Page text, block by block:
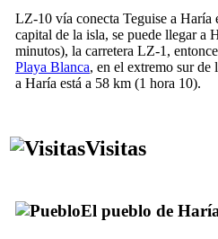
LZ-10 vía conecta Teguise a Haría
capital de la isla, se puede llegar a
minutos), la carretera LZ-1,
Playa Blanca, en el extremo sur de
a Haría está a 58 km (1 hora 10).
Visitas
El pueblo de